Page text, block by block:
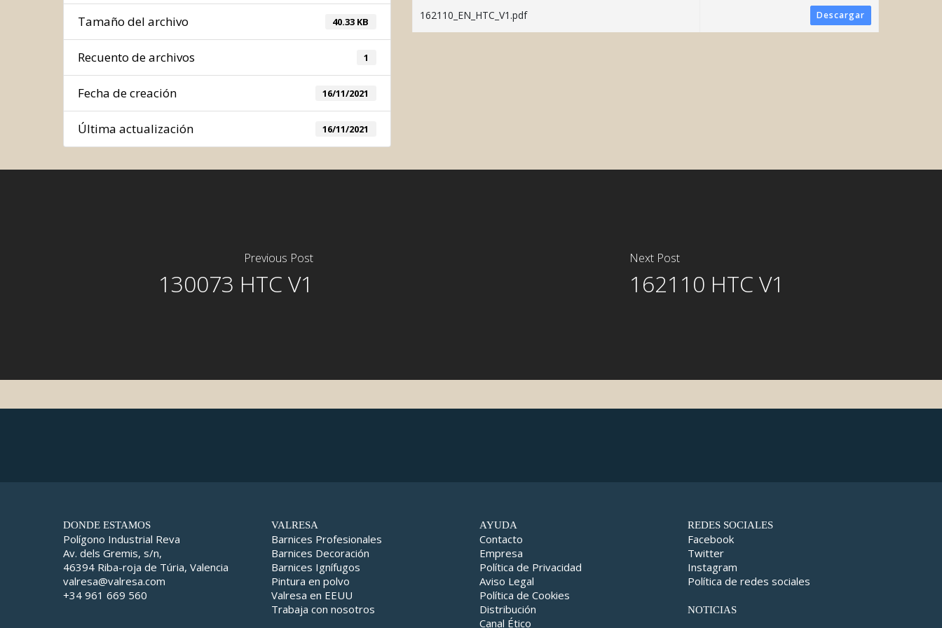
Manual Color System
Tamaño del archivo 40.33 KB
Recuento de archivos 1
Fecha de creación 16/11/2021
Última actualización 16/11/2021
162110_EN_HTC_V1.pdf Descargar
Previous Post
130073 HTC V1
Next Post
162110 HTC V1
DONDE ESTAMOS
Polígono Industrial Reva
Av. dels Gremis, s/n,
46394 Riba-roja de Túria, Valencia
valresa@valresa.com
+34 961 669 560
VALRESA
Barnices Profesionales
Barnices Decoración
Barnices Ignífugos
Pintura en polvo
Valresa en EEUU
Trabaja con nosotros
AYUDA
Contacto
Empresa
Política de Privacidad
Aviso Legal
Política de Cookies
Distribución
Canal Ético
REDES SOCIALES
Facebook
Twitter
Instagram
Política de redes sociales
NOTICIAS